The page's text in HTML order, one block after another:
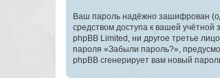
Ваш пароль надёжно зашифрован
средством доступа к вашей
phpBB Limited, ни другое третье
пароля «Забыли пароль?»,
phpBB сгенерирует вам новый